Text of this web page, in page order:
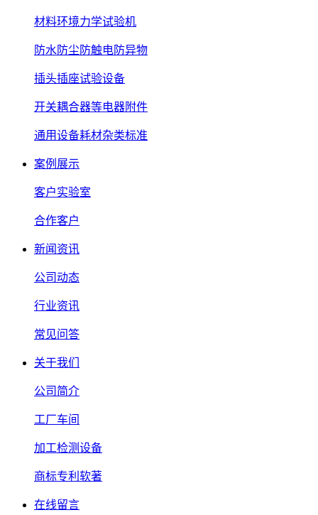
材料环境力学试验机
防水防尘防触电防异物
插头插座试验设备
开关耦合器等电器附件
通用设备耗材杂类标准
案例展示
客户实验室
合作客户
新闻资讯
公司动态
行业资讯
常见问答
关于我们
公司简介
工厂车间
加工检测设备
商标专利软著
在线留言